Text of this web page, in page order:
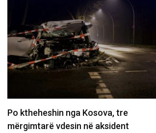
Po ktheheshin nga Kosova, tre
mërgimtarë vdesin në aksident